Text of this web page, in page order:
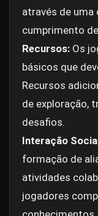
através de
cumprimento
Recursos: Os
básicos que
Recursos
de exploração,
desafios.
Interação
formação de
atividades
jogadores